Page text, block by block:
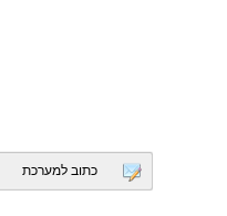
כתוב למערכת